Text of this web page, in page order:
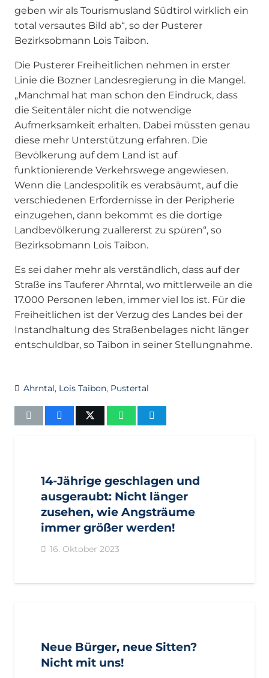
geben wir als Tourismusland Südtirol wirklich ein
total versautes Bild ab“, so der Pusterer
Bezirksobmann Lois Taibon.
Die Pusterer Freiheitlichen nehmen in erster
Linie die Bozner Landesregierung in die Mangel.
„Manchmal hat man schon den Eindruck, dass
die Seitentäler nicht die notwendige
Aufmerksamkeit erhalten. Dabei müssten genau
diese mehr Unterstützung erfahren. Die
Bevölkerung auf dem Land ist auf
funktionierende Verkehrswege angewiesen.
Wenn die Landespolitik es verabsäumt, auf die
verschiedenen Erfordernisse in der Peripherie
einzugehen, dann bekommt es die dortige
Landbevölkerung zuallererst zu spüren“, so
Bezirksobmann Lois Taibon.
Es sei daher mehr als verständlich, dass auf der
Straße ins Tauferer Ahrntal, wo mittlerweile an die
17.000 Personen leben, immer viel los ist. Für die
Freiheitlichen ist der Verzug des Landes bei der
Instandhaltung des Straßenbelages nicht länger
entschuldbar, so Taibon in seiner Stellungnahme.
Ahrntal, Lois Taibon, Pustertal
14-Jährige geschlagen und
ausgeraubt: Nicht länger
zusehen, wie Angsträume
immer größer werden!
16. Oktober 2023
Neue Bürger, neue Sitten?
Nicht mit uns!